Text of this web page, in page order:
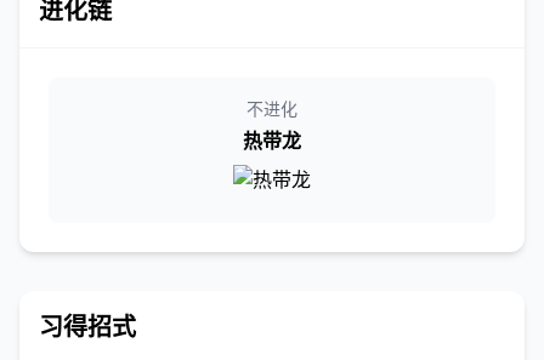
进化链
不进化
热带龙
习得招式